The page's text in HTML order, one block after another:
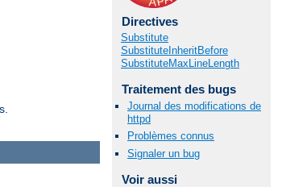
Directives
Substitute
SubstituteInheritBefore
SubstituteMaxLineLength
Traitement des bugs
Journal des modifications de
httpd
Problèmes connus
Signaler un bug
Voir aussi